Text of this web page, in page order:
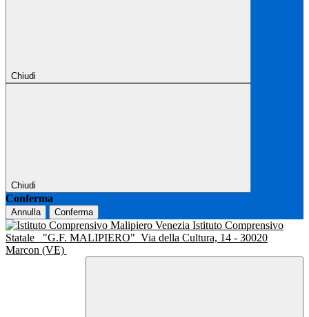
Chiudi
Chiudi
Conferma
Annulla Conferma
Istituto Comprensivo
Statale
"G.F. MALIPIERO" Via della Cultura, 14 - 30020
Marcon (VE)